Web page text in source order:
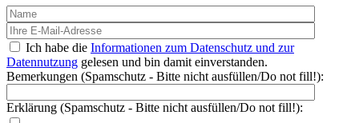
Ich habe die Informationen zum Datenschutz und zur
Datennutzung gelesen und bin damit einverstanden.
Bemerkungen (Spamschutz - Bitte nicht ausfüllen/Do not fill!):
Erklärung (Spamschutz - Bitte nicht ausfüllen/Do not fill!):